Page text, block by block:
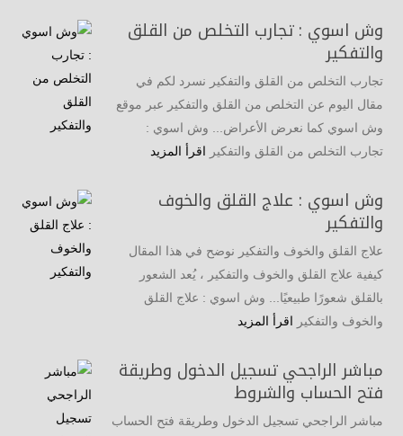
وش اسوي : تجارب التخلص من القلق
والتفكير
تجارب التخلص من القلق والتفكير نسرد لكم في
مقال اليوم عن التخلص من القلق والتفكير عبر موقع
وش اسوي كما نعرض الأعراض... وش اسوي :
تجارب التخلص من القلق والتفكير اقرأ المزيد
وش اسوي : علاج القلق والخوف
والتفكير
علاج القلق والخوف والتفكير نوضح في هذا المقال
كيفية علاج القلق والخوف والتفكير ، يُعد الشعور
بالقلق شعورًا طبيعيًا... وش اسوي : علاج القلق
والخوف والتفكير اقرأ المزيد
مباشر الراجحي تسجيل الدخول وطريقة
فتح الحساب والشروط
مباشر الراجحي تسجيل الدخول وطريقة فتح الحساب